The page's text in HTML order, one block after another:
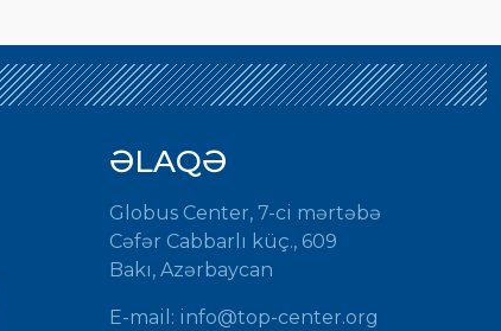
ƏLAQƏ
Globus Center, 7-ci mərtəbə
Cəfər Cabbarlı küç., 609
Bakı, Azərbaycan
E-mail: info@top-center.org